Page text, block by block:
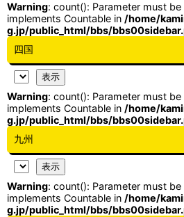
Warning: count(): Parameter must
implements Countable in /home/
g.jp/public_html/bbs/
四国
Warning: count(): Parameter must
implements Countable in /home/
g.jp/public_html/bbs/
九州
Warning: count(): Parameter must
implements Countable in /home/
g.jp/public_html/bbs/